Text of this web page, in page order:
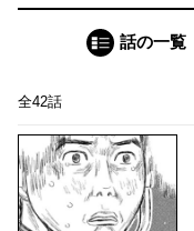
話の一覧
全42話